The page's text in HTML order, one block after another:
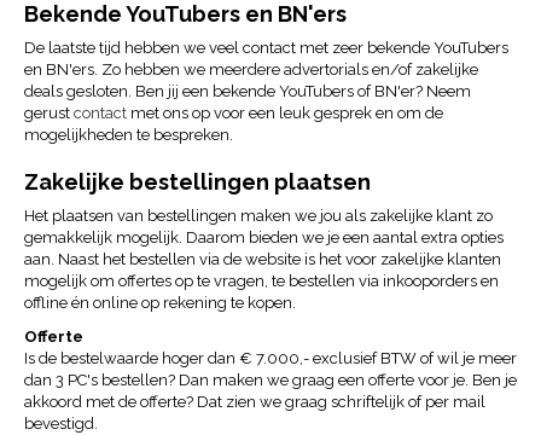
Bekende YouTubers en BN'ers
De laatste tijd hebben we veel contact met zeer bekende YouTubers
en BN'ers. Zo hebben we meerdere advertorials en/of zakelijke
deals gesloten. Ben jij een bekende YouTubers of BN'er? Neem
gerust contact met ons op voor een leuk gesprek en om de
mogelijkheden te bespreken.
Zakelijke bestellingen plaatsen
Het plaatsen van bestellingen maken we jou als zakelijke klant zo
gemakkelijk mogelijk. Daarom bieden we je een aantal extra opties
aan. Naast het bestellen via de website is het voor zakelijke klanten
mogelijk om offertes op te vragen, te bestellen via inkooporders en
offline én online op rekening te kopen.
Offerte
Is de bestelwaarde hoger dan € 7.000,- exclusief BTW of wil je meer
dan 3 PC's bestellen? Dan maken we graag een offerte voor je. Ben je
akkoord met de offerte? Dat zien we graag schriftelijk of per mail
bevestigd.